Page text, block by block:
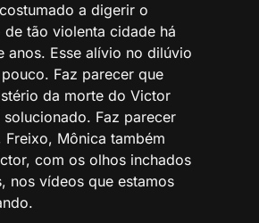
a digerir o
de tão violenta cidade há
anos. Esse alívio no dilúvio
Faz parecer que
da morte do Victor
Faz parecer
Freixo, Mônica também
com os olhos inchados
nos vídeos que estamos